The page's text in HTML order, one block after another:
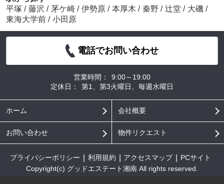
平塚 / 藤沢 / 茅ケ崎 / 伊勢原 / 本厚木 / 秦野 / 辻堂 / 大磯 /
東海大学前 / 小田原
電話でお問い合わせ
営業時間：
9:00～19:00
定休日：
第1、第3火曜日、毎週水曜日
ホーム 会社概要
お問い合わせ 物件リクエスト
プライバシーポリシー 利用規約 アクセスマップ
PCサイト
Copyright(c) グッドエステート湘南 All rights reserved.